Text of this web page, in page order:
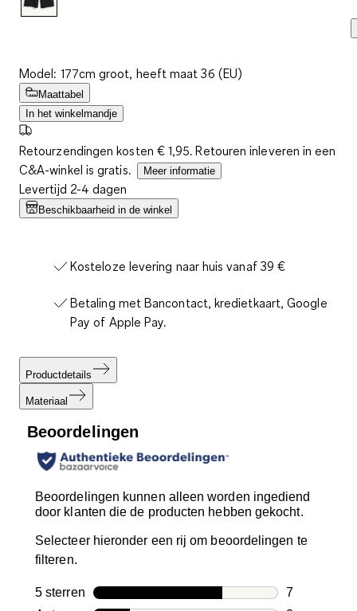
Model: 177cm groot, heeft maat 36 (EU)
Maattabel
In het winkelmandje
Retourzendingen kosten € 1,95. Retouren inleveren in een
C&A-winkel is gratis.
Meer informatie
Levertijd 2-4 dagen
Beschikbaarheid in de winkel
Kosteloze levering naar huis vanaf 39 €
Betaling met Bancontact, kredietkaart, Google
Pay of Apple Pay.
Productdetails
Materiaal
Beoordelingen
Beoordelingen kunnen alleen worden ingediend
door klanten die de producten hebben gekocht.
Selecteer hieronder een rij om beoordelingen te
filteren.
5 sterren sterren
7